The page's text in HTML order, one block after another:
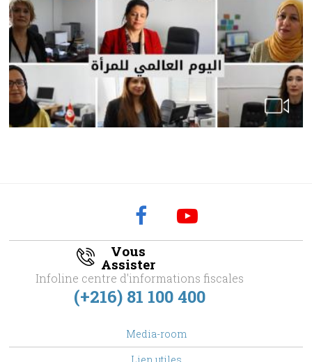
Vous
Assister
Infoline centre d'informations fiscales
(+216) 81 100 400
Media-room